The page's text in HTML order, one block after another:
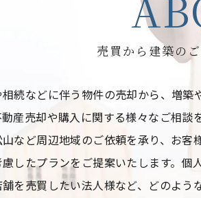
売買から建築の
続などに伴う物件の売却から、増
産売却や購入に関する様々なご相談
など周辺地域のご依頼を承り、お
したプランをご提案いたします。
を売買したい法人様など、どのよ